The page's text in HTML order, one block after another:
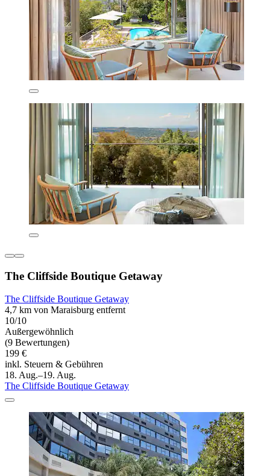
The Cliffside Boutique Getaway
The Cliffside Boutique Getaway
4,7 km von Maraisburg entfernt
10/10
Außergewöhnlich
(9 Bewertungen)
199 €
inkl. Steuern & Gebühren
18. Aug.–19. Aug.
The Cliffside Boutique Getaway